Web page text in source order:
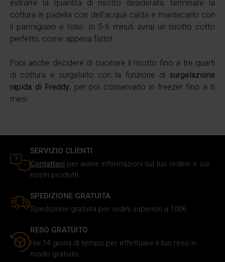
di analisi dei dati web, pubblicità e social media, i quali
potrebbero combinarle con altre informazioni che hai
fornito loro o che hanno raccolto in base al tuo utilizzo dei
loro servizi.
estrarre la quantità di risotto desiderata, terminare la
cottura in padella con dell’acqua calda e mantecarlo con
il parmigiano e l’olio. In 5-6 minuti avrai un risotto cotto
perfetto, come appena fatto!
Puoi anche decidere di cucinare il risotto fino a tre quarti
di cottura e surgelarlo con la funzione di surgelazione
rapida di Freddy, per poi conservarlo in freezer fino a 6
mesi.
SERVIZIO CLIENTI
Contattaci per avere informazioni sul tuo ordine e sui
nostri prodotti.
SPEDIZIONE GRATUITA
Spedizione gratuita per ordini superiori a 100€.
RESO GRATUITO
Hai 14 giorni di tempo per effettuare il tuo reso in
modo gratuito.